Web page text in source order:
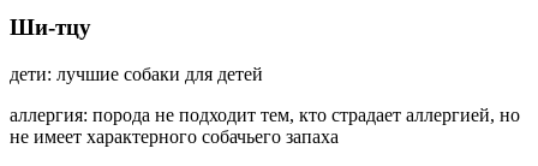
Ши-тцу
дети: лучшие собаки для детей
аллергия: порода не подходит тем, кто страдает аллергией, но
не имеет характерного собачьего запаха